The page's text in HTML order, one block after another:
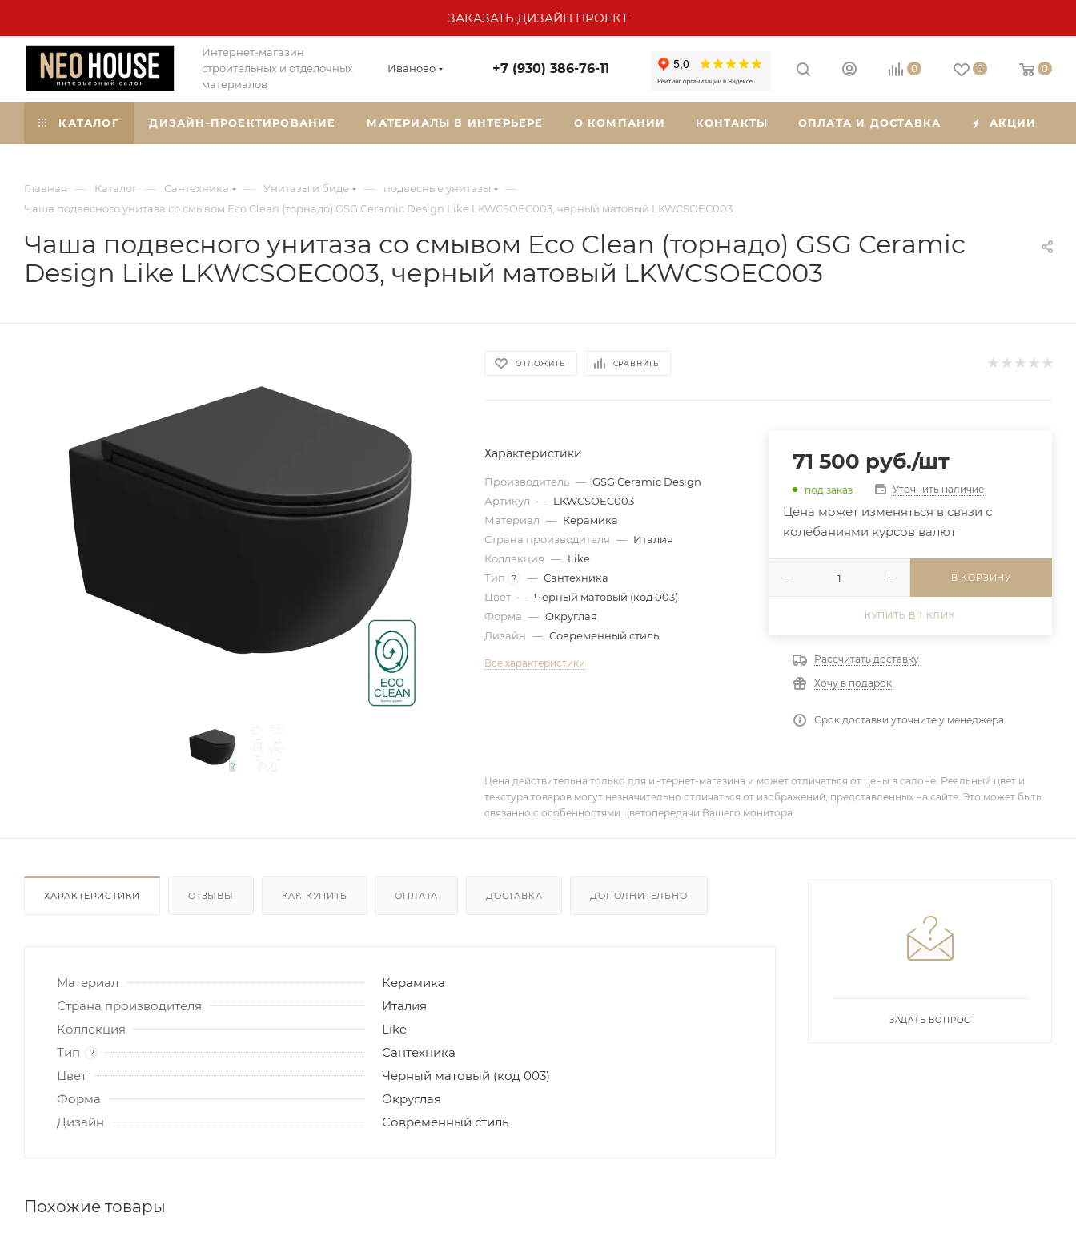
ЗАКАЗАТЬ ДИЗАЙН ПРОЕКТ
Интернет-магазин
строительных и отделочных
материалов
Иваново +7 (930) 386-76-11 0 0 0
КАТАЛОГ ДИЗАЙН-ПРОЕКТИРОВАНИЕ МАТЕРИАЛЫ В ИНТЕРЬЕРЕ О КОМПАНИИ КОНТАКТЫ ОПЛАТА И ДОСТАВКА АКЦИИ
Главная — Каталог — Сантехника — Унитазы и биде — подвесные унитазы —
Чаша подвесного унитаза со смывом Eco Clean (торнадо) GSG Ceramic Design Like LKWCSOEC003, черный матовый LKWCSOEC003
Чаша подвесного унитаза со смывом Eco Clean (торнадо) GSG Ceramic
Design Like LKWCSOEC003, черный матовый LKWCSOEC003
ОТЛОЖИТЬ СРАВНИТЬ
Характеристики
Производитель — GSG Ceramic Design
Артикул — LKWCSOEC003
Материал — Керамика
Страна производителя — Италия
Коллекция — Like
Тип
? — Сантехника
Цвет — Черный матовый (код 003)
Форма — Округлая
Дизайн — Современный стиль
Все характеристики
71 500 руб./шт
под заказ Уточнить наличие
Цена может изменяться в связи с
колебаниями курсов валют
В КОРЗИНУ
КУПИТЬ В 1 КЛИК
Рассчитать доставку
Хочу в подарок
Срок доставки уточните у менеджера
Цена действительна только для интернет-магазина и может отличаться от цены в салоне. Реальный цвет и
текстура товаров могут незначительно отличаться от изображений, представленных на сайте. Это может быть
связанно с особенностями цветопередачи Вашего монитора.
ХАРАКТЕРИСТИКИ ОТЗЫВЫ КАК КУПИТЬ ОПЛАТА ДОСТАВКА ДОПОЛНИТЕЛЬНО
Материал
Керамика
Страна производителя
Италия
Коллекция
Like
Тип
?
Сантехника
Цвет
Черный матовый (код 003)
Форма
Округлая
Дизайн
Современный стиль
Похожие товары
ЗАДАТЬ ВОПРОС